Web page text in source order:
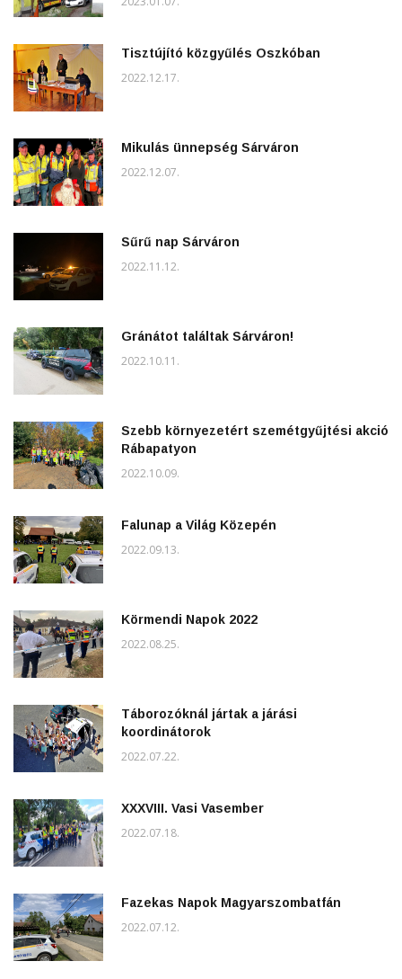
Tisztújító közgyűlés Oszkóban
2022.12.17.
Mikulás ünnepség Sárváron
2022.12.07.
Sűrű nap Sárváron
2022.11.12.
Gránátot találtak Sárváron!
2022.10.11.
Szebb környezetért szemétgyűjtési akció
Rábapatyon
2022.10.09.
Falunap a Világ Közepén
2022.09.13.
Körmendi Napok 2022
2022.08.25.
Táborozóknál jártak a járási
koordinátorok
2022.07.22.
XXXVIII. Vasi Vasember
2022.07.18.
Fazekas Napok Magyarszombatfán
2022.07.12.